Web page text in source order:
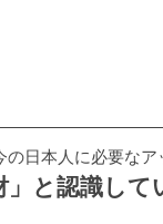
日本人に必要なア
」と認識して